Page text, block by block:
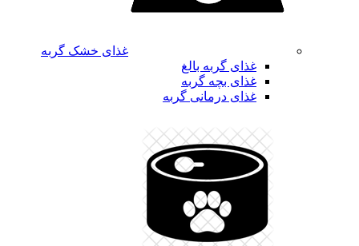
غذای خشک گربه
غذای گربه بالغ
غذای بچه گربه
غذای درمانی گربه